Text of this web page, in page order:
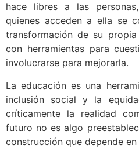
hace libres a las
quienes acceden a ella se
transformación de su
con herramientas para
involucrarse para mejorarla.
La educación es una
inclusión social y la
críticamente la realidad
futuro no es algo
construcción que depende